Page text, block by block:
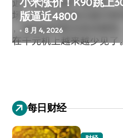
版逼近4800
8 月 4, 2026
每日财经